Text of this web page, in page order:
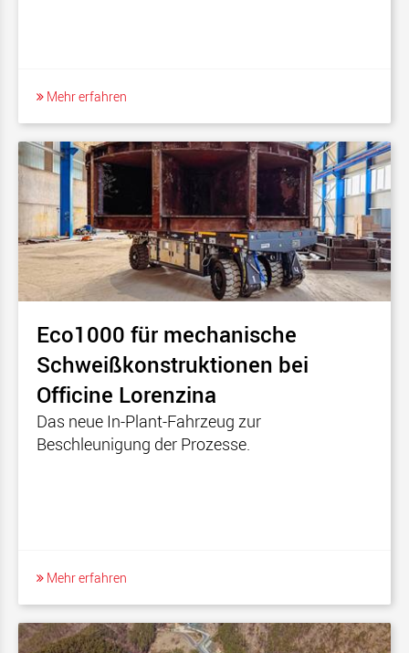
Mehr erfahren
Eco1000 für mechanische
Schweißkonstruktionen bei
Officine Lorenzina
Das neue In-Plant-Fahrzeug zur
Beschleunigung der Prozesse.
Mehr erfahren